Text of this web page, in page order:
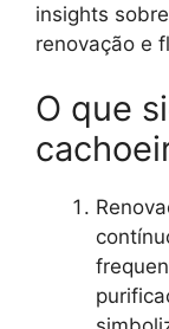
insights
renovação e
O que